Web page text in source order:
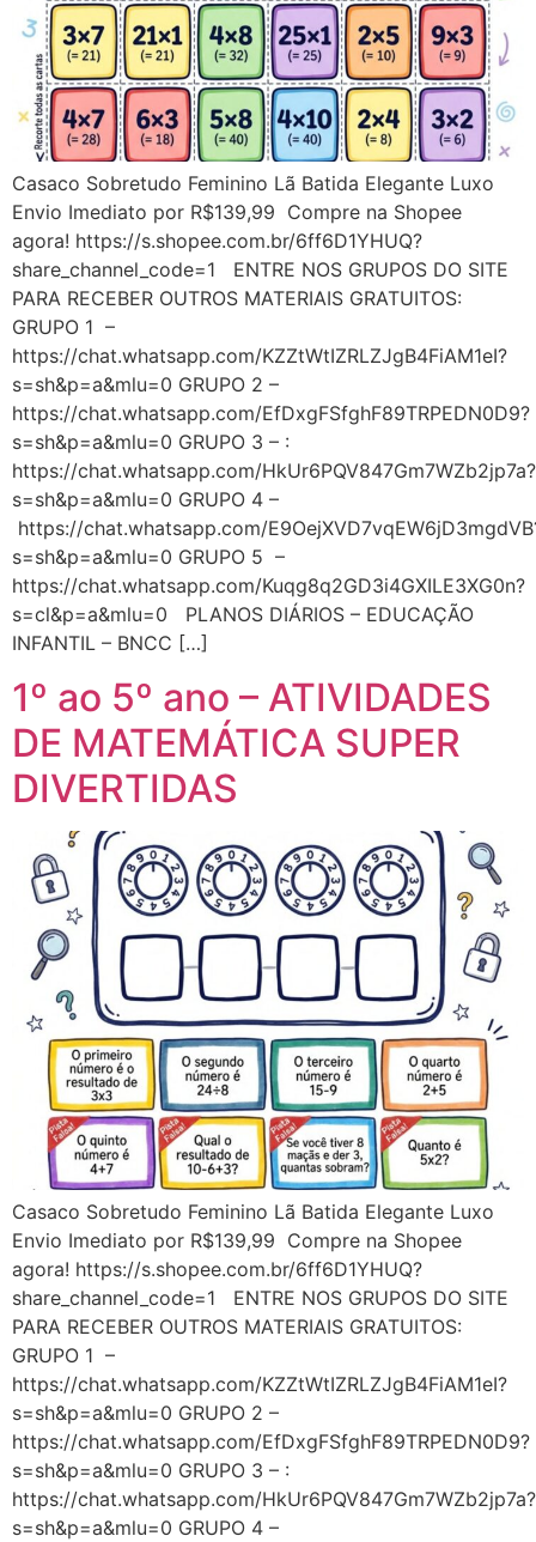
Casaco Sobretudo Feminino Lã Batida Elegante Luxo
Envio Imediato por R$139,99 Compre na Shopee
agora! https://s.shopee.com.br/6ff6D1YHUQ?
share_channel_code=1 ENTRE NOS GRUPOS DO SITE
PARA RECEBER OUTROS MATERIAIS GRATUITOS:
GRUPO 1 –
https://chat.whatsapp.com/KZZtWtIZRLZJgB4FiAM1eI?
s=sh&p=a&mlu=0 GRUPO 2 –
https://chat.whatsapp.com/EfDxgFSfghF89TRPEDN0D9?
s=sh&p=a&mlu=0 GRUPO 3 – :
https://chat.whatsapp.com/HkUr6PQV847Gm7WZb2jp7a?
s=sh&p=a&mlu=0 GRUPO 4 –
https://chat.whatsapp.com/
s=sh&p=a&mlu=0 GRUPO 5 –
https://chat.whatsapp.com/Kuqg8q2GD3i4GXILE3XG0n?
s=cl&p=a&mlu=0 PLANOS DIÁRIOS – EDUCAÇÃO
INFANTIL – BNCC […]
1º ao 5º ano – ATIVIDADES
DE MATEMÁTICA SUPER
DIVERTIDAS
Casaco Sobretudo Feminino Lã Batida Elegante Luxo
Envio Imediato por R$139,99 Compre na Shopee
agora! https://s.shopee.com.br/6ff6D1YHUQ?
share_channel_code=1 ENTRE NOS GRUPOS DO SITE
PARA RECEBER OUTROS MATERIAIS GRATUITOS:
GRUPO 1 –
https://chat.whatsapp.com/KZZtWtIZRLZJgB4FiAM1eI?
s=sh&p=a&mlu=0 GRUPO 2 –
https://chat.whatsapp.com/EfDxgFSfghF89TRPEDN0D9?
s=sh&p=a&mlu=0 GRUPO 3 – :
https://chat.whatsapp.com/HkUr6PQV847Gm7WZb2jp7a?
s=sh&p=a&mlu=0 GRUPO 4 –